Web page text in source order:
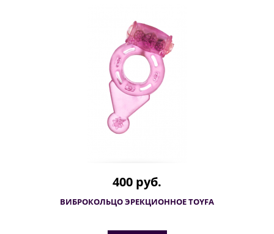
400 руб.
ВИБРОКОЛЬЦО ЭРЕКЦИОННОЕ TOYFA